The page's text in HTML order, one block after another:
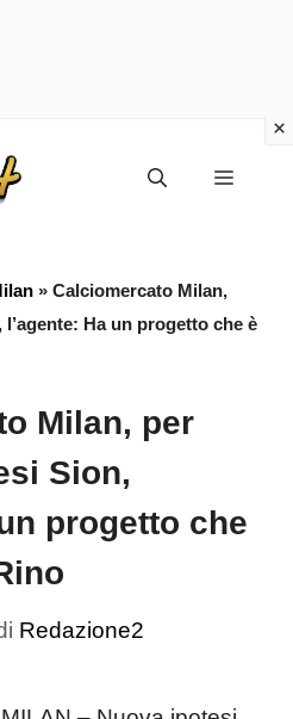
Menu
» Calciomercato Milan,
Ha un progetto che è
Milan, per
Sion,
progetto che
Redazione2